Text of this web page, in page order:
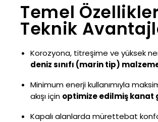
Temel
Teknik
Korozyona, titreşime ve yüksek
deniz sınıfı (marin tip)
Minimum enerji kullanımıyla
akışı için optimize edilmiş kanat
Kapalı alanlarda mürettebat